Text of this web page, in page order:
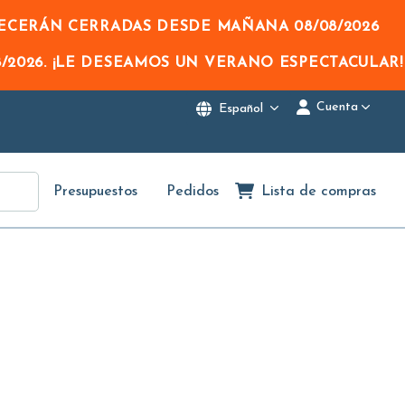
CERRADAS DESDE MAÑANA 08/08/2026
2026. ¡LE DESEAMOS UN VERANO ESPECTACULAR!
Español Cuenta
Presupuestos Pedidos Lista de compras